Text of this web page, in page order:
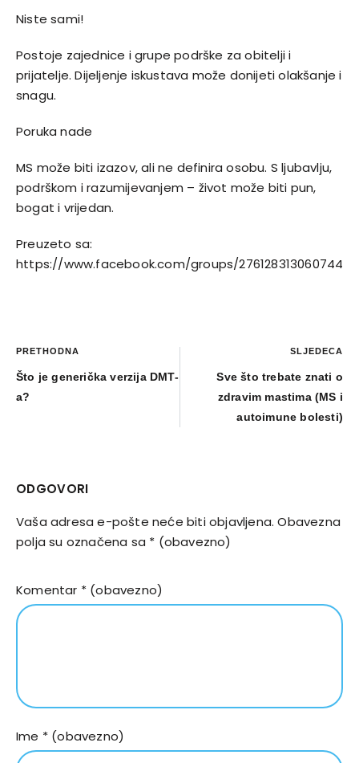
Niste sami!
Postoje zajednice i grupe podrške za obitelji i
prijatelje. Dijeljenje iskustava može donijeti olakšanje i
snagu.
Poruka nade
MS može biti izazov, ali ne definira osobu. S ljubavlju,
podrškom i razumijevanjem – život može biti pun,
bogat i vrijedan.
Preuzeto sa:
https://www.facebook.com/groups/276128313060744
PRETHODNA
Što je generička verzija DMT-
a?
SLJEDEĆA
Sve što trebate znati o
zdravim mastima (MS i
autoimune bolesti)
ODGOVORI
Vaša adresa e-pošte neće biti objavljena. Obavezna
polja su označena sa * (obavezno)
Komentar * (obavezno)
Ime * (obavezno)